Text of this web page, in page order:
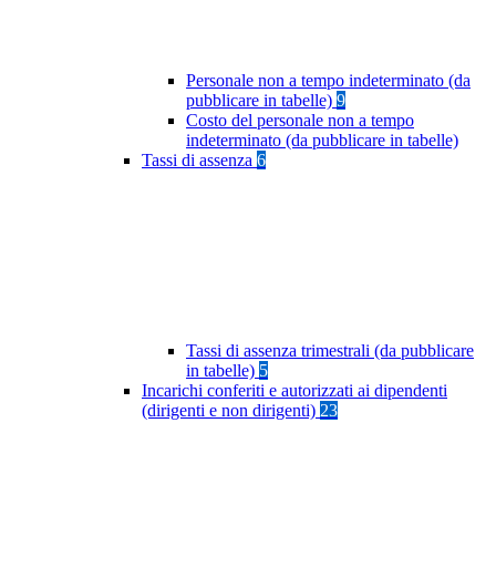
Personale non a tempo indeterminato (da
pubblicare in tabelle) 9
Costo del personale non a tempo
indeterminato (da pubblicare in tabelle)
Tassi di assenza 6
Tassi di assenza trimestrali (da pubblicare
in tabelle) 5
Incarichi conferiti e autorizzati ai dipendenti
(dirigenti e non dirigenti) 23